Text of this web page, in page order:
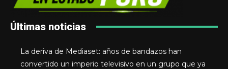
Últimas noticias
La deriva de Mediaset: años de bandazos han
convertido un imperio televisivo en un grupo que ya